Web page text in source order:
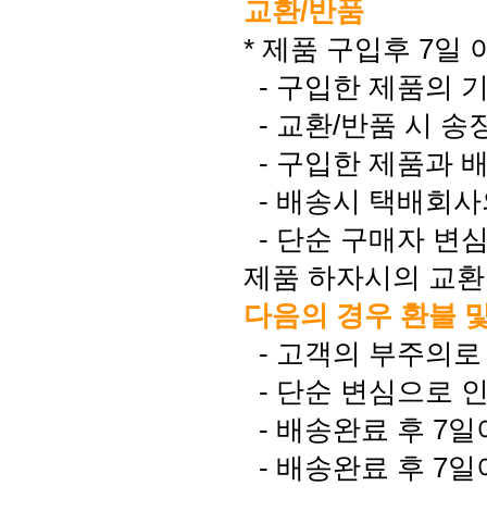
교환/반품
* 제품 구입후 7일
- 구입한 제품의
- 교환/반품 시 송
- 구입한 제품과
- 배송시 택배회
- 단순 구매자 변
제품 하자시의 교
다음의 경우 환불
- 고객의 부주의
- 단순 변심으로
- 배송완료 후 7일
- 배송완료 후 7